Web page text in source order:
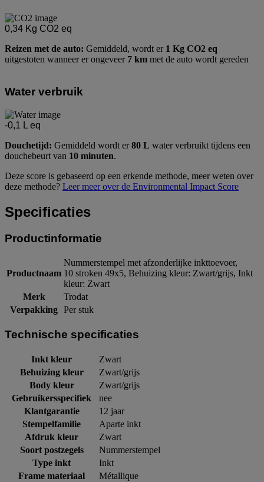
0,34 Kg CO2 eq
Reizen met de auto: Gemiddeld, wordt er 1 Kg CO2 eq
uitgestoten wanneer er ongeveer 7 km met de auto wordt gereden
Water verbruik
-0,1 L eq
Douchetijd: Gemiddeld wordt er80 L water verbruikt tijdens een
douchebeurt van 10 minuten.
Deze score is gebaseerd op een erkende methode, meer weten over
deze methode? Leer meer over de Environmental Impact Score
Specificaties
Productinformatie
Productnaam
Nummerstempel met afzonderlijke inkttoevoer,
10 stroken 49x5, Behuizing kleur: Zwart/grijs, Inkt
kleur: Zwart
Merk
Trodat
Verpakking Per stuk
Technische specificaties
Inkt kleur
Zwart
Behuizing kleur
Zwart/grijs
Body kleur
Zwart/grijs
Gebruikersspecifiek
nee
Klantgarantie
12 jaar
Stempelfamilie
Aparte inkt
Afdruk kleur
Zwart
Soort postzegels
Nummerstempel
Type inkt
Inkt
Frame materiaal
Métallique